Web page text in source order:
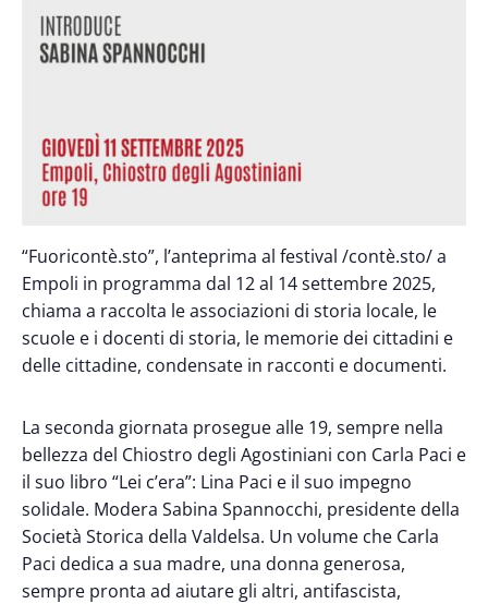
“Fuoricontè.sto”, l’anteprima al festival /contè.sto/ a
Empoli in programma dal 12 al 14 settembre 2025,
chiama a raccolta le associazioni di storia locale, le
scuole e i docenti di storia, le memorie dei cittadini e
delle cittadine, condensate in racconti e documenti.
La seconda giornata prosegue alle 19, sempre nella
bellezza del Chiostro degli Agostiniani con Carla Paci e
il suo libro “Lei c’era”: Lina Paci e il suo impegno
solidale. Modera Sabina Spannocchi, presidente della
Società Storica della Valdelsa. Un volume che Carla
Paci dedica a sua madre, una donna generosa,
sempre pronta ad aiutare gli altri, antifascista,